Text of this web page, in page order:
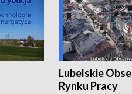
Lubelskie
Rynku Pracy